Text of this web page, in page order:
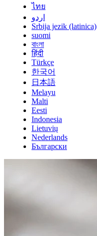
ไทย
اردو
Srbija jezik (latinica)
suomi
বাংলা
हिंदी
Türkçe
한국어
日本語
Melayu
Malti
Eesti
Indonesia
Lietuvių
Nederlands
Български